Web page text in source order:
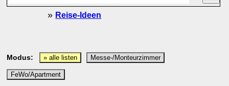
» Reise-Ideen
Modus: » alle listen Messe-/Monteurzimmer
FeWo/Apartment